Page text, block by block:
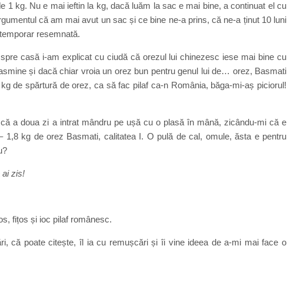
1 kg. Nu e mai ieftin la kg, dacă luăm la sac e mai bine, a continuat el cu
că am mai avut un sac și ce bine ne-a prins, că ne-a ținut 10 luni
resemnată.
casă i-am explicat cu ciudă că orezul lui chinezesc iese mai bine cu
și dacă chiar vroia un orez bun pentru genul lui de… orez, Basmati
de spărtură de orez, ca să fac pilaf ca-n România, băga-mi-aș piciorul!
a doua zi a intrat mândru pe ușă cu o plasă în mână, zicându-mi că e
kg de orez Basmati, calitatea I. O pulă de cal, omule, ăsta e pentru
ai zis!
fițos și ioc pilaf românesc.
că poate citește, îl ia cu remușcări și îi vine ideea de a-mi mai face o